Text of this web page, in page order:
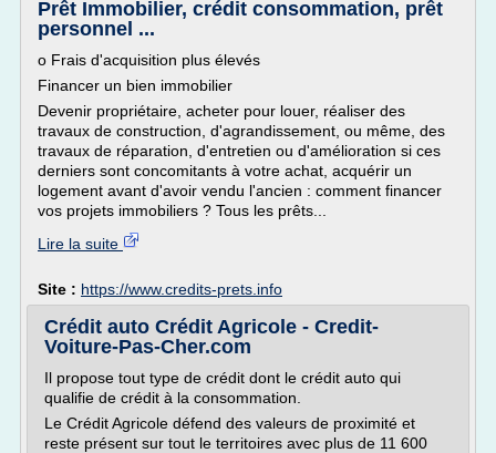
Prêt Immobilier, crédit consommation, prêt
personnel ...
o Frais d'acquisition plus élevés
Financer un bien immobilier
Devenir propriétaire, acheter pour louer, réaliser des
travaux de construction, d'agrandissement, ou même, des
travaux de réparation, d'entretien ou d'amélioration si ces
derniers sont concomitants à votre achat, acquérir un
logement avant d'avoir vendu l'ancien : comment financer
vos projets immobiliers ? Tous les prêts...
Lire la suite
Site : https://www.credits-prets.info
Crédit auto Crédit Agricole - Credit-
Voiture-Pas-Cher.com
Il propose tout type de crédit dont le crédit auto qui
qualifie de crédit à la consommation.
Le Crédit Agricole défend des valeurs de proximité et
reste présent sur tout le territoires avec plus de 11 600